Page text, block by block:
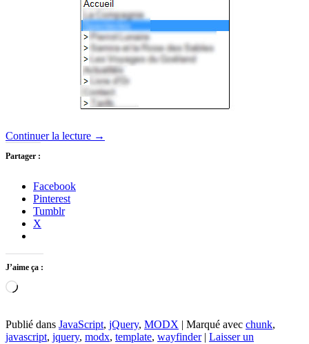
Continuer la lecture →
Partager :
Facebook
Pinterest
Tumblr
X
J’aime ça :
Chargement…
Publié dans JavaScript, jQuery, MODX | Marqué avec chunk,
javascript, jquery, modx, template, wayfinder | Laisser un